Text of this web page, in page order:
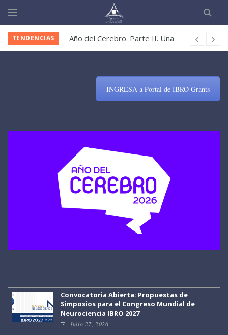
TENDENCIAS
Año del Cerebro. Parte II. Una
koinonía científica
profesores juniors (CPJ)
Apoya a Lorena Mercado-López
Convocatoria Abierta: Propuestas
Mundial de Neurociencia IBRO
2027
Postulaciones Abiertas Doctorado
en Ciencias BMCN
INGRESA a Portal de IBRO Grants
Convocatoria Abierta: Propuestas de
Simposios para el Congreso Mundial de
Neurociencia IBRO 2027
Julio 27, 2026